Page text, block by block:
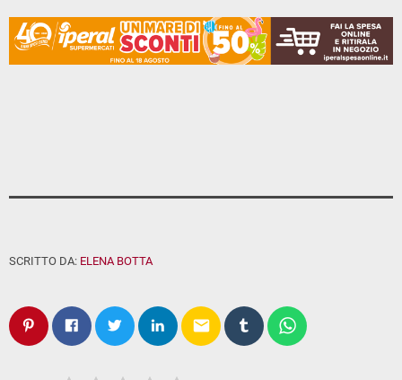
SCRITTO DA: ELENA BOTTA
email